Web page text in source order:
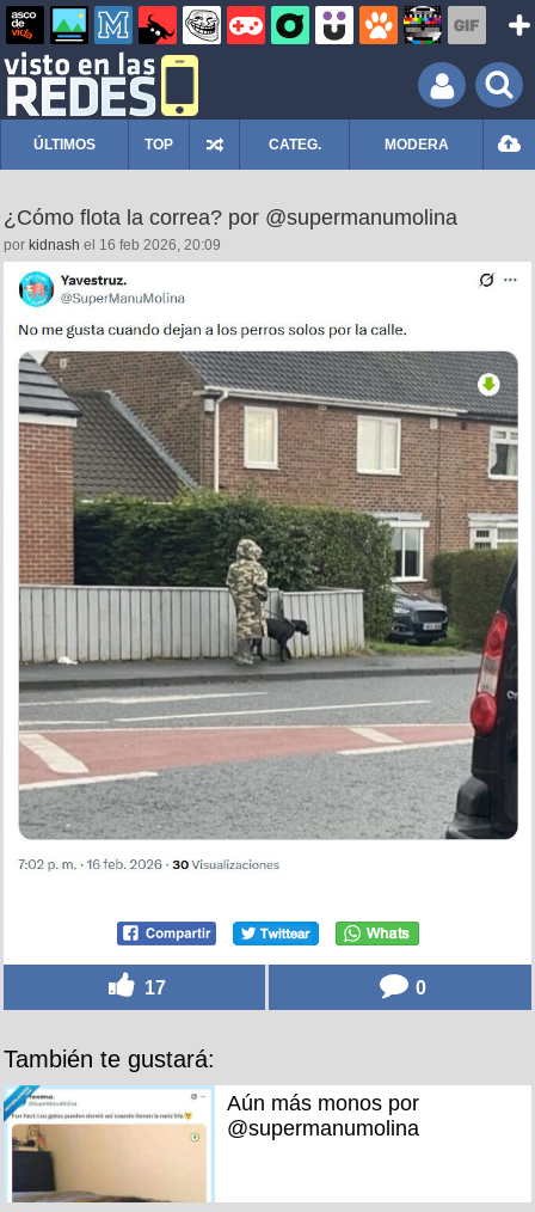
ÚLTIMOS TOP CATEG. MODERA
¿Cómo flota la correa? por @supermanumolina
por kidnash el 16 feb 2026, 20:09
17 0
También te gustará:
Aún más monos por
@supermanumolina